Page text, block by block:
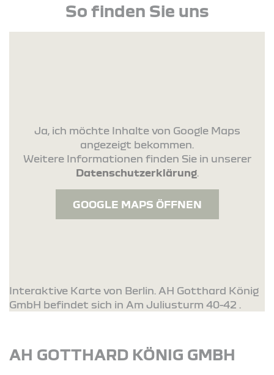
So finden Sie uns
Ja, ich möchte Inhalte von Google Maps
angezeigt bekommen.
Weitere Informationen finden Sie in unserer
Datenschutzerklärung.
GOOGLE MAPS ÖFFNEN
Interaktive Karte von Berlin. AH Gotthard König
GmbH befindet sich in Am Juliusturm 40-42 .
AH GOTTHARD KÖNIG GMBH